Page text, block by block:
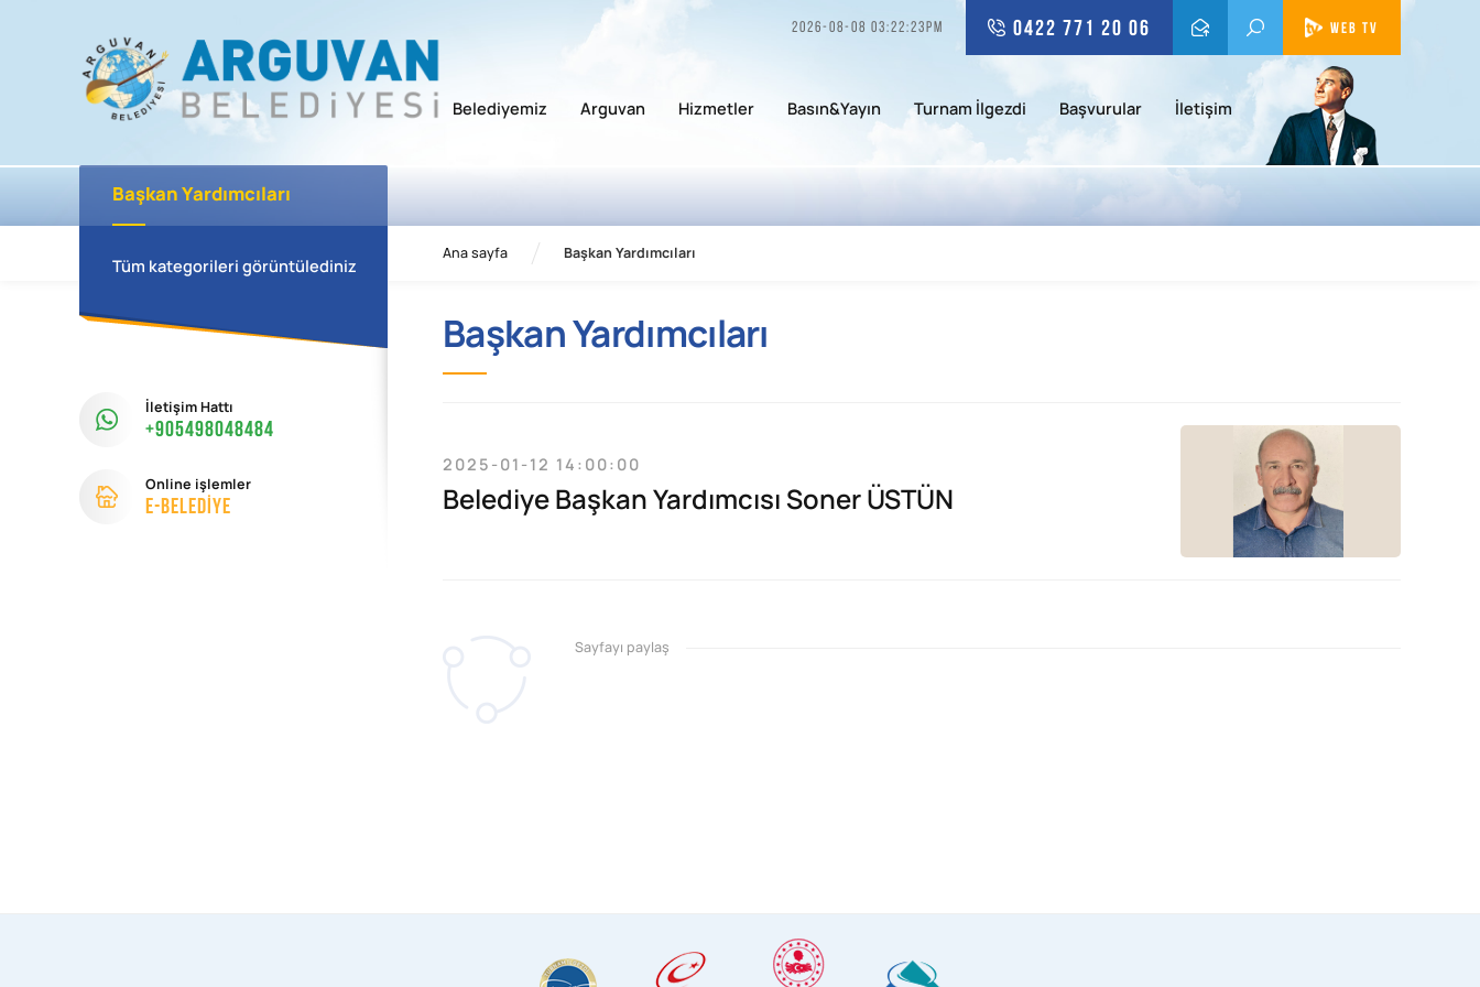
WEB TV
0422 771 20 06
2026-08-08 03:22:23pm
Belediyemiz Arguvan Hizmetler Basın&Yayın Turnam İlgezdi Başvurular İletişim
Ana sayfa Başkan Yardımcıları
Başkan Yardımcıları
Tüm kategorileri görüntülediniz
İletişim Hattı
+905498048484
Online işlemler
e-Beledİye
Başkan Yardımcıları
2025-01-12 14:00:00
Belediye Başkan Yardımcısı Soner ÜSTÜN
Sayfayı paylaş